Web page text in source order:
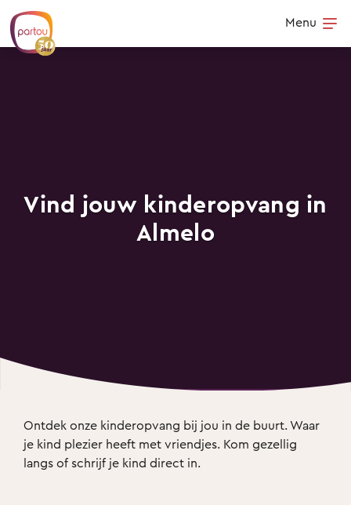
Skip to content
Menu
Vind jouw kinderopvang in
Almelo
Ontdek onze kinderopvang bij jou in de buurt. Waar
je kind plezier heeft met vriendjes. Kom gezellig
langs of schrijf je kind direct in.